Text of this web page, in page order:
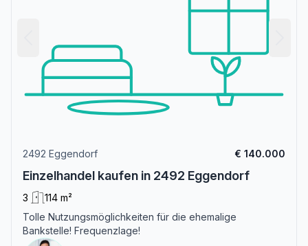
2492 Eggendorf € 140.000
Einzelhandel kaufen in 2492 Eggendorf
3
114 m²
Tolle Nutzungsmöglichkeiten für die ehemalige
Bankstelle! Frequenzlage!